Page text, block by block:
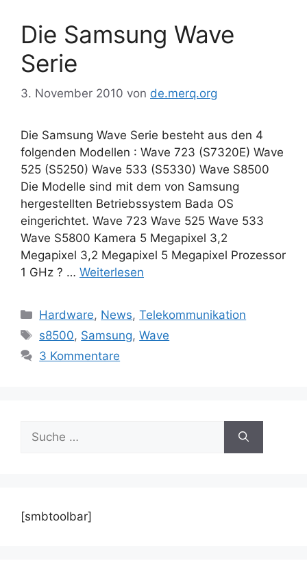
Die Samsung Wave
Serie
3. November 2010 von de.merq.org
Die Samsung Wave Serie besteht aus den 4
folgenden Modellen : Wave 723 (S7320E) Wave
525 (S5250) Wave 533 (S5330) Wave S8500
Die Modelle sind mit dem von Samsung
hergestellten Betriebssystem Bada OS
eingerichtet. Wave 723 Wave 525 Wave 533
Wave S5800 Kamera 5 Megapixel 3,2
Megapixel 3,2 Megapixel 5 Megapixel Prozessor
1 GHz ? … Weiterlesen
Kategorien
Hardware, News,Telekommunikation
Schlagwörter
s8500, Samsung,Wave
3 Kommentare
Suche
nach:
[smbtoolbar]